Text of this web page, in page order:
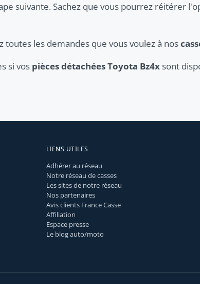
suivante. Sachez que vous pourrez réitérer
toutes les demandes que vous voulez à nos
si vos pièces détachées Toyota Bz4x sont
LIENS UTILES
Adhérer au réseau
Notre réseau de casses
Les sites de notre réseau
Nos partenaires
Avis clients France Casse
Affiliation
Espace presse
Le blog auto/moto